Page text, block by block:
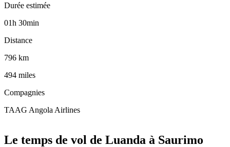
Durée estimée
01h 30min
Distance
796 km
494 miles
Compagnies
TAAG Angola Airlines
+
Le temps de vol de Luanda à Saurimo